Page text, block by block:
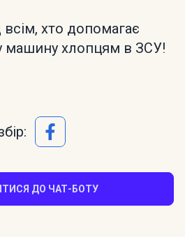
хто допомагає
машину хлопцям в ЗСУ!
ДО ЧАТ-БОТУ